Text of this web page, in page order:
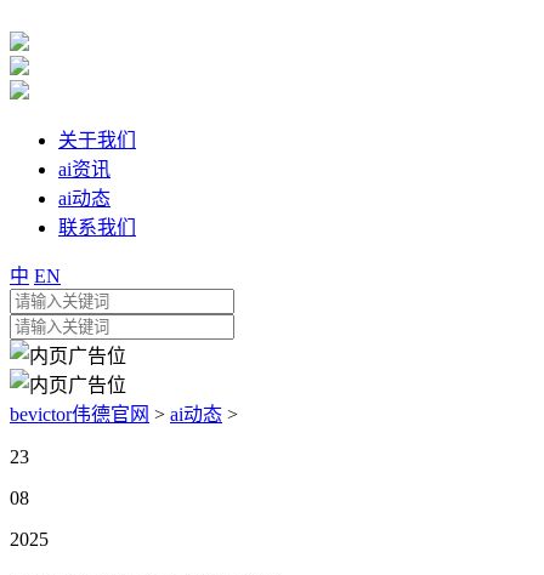
关于我们
ai资讯
ai动态
联系我们
中 EN
bevictor伟德官网 > ai动态 >
23
08
2025